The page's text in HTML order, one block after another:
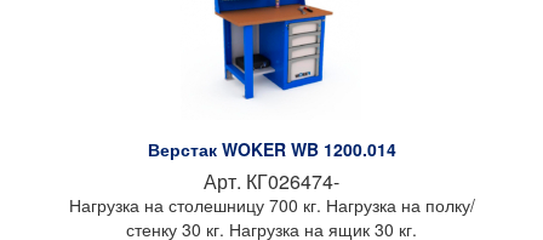
Верстак WOKER WB 1200.014
Арт. КГ026474-
Нагрузка на столешницу 700 кг. Нагрузка на полку/
стенку 30 кг. Нагрузка на ящик 30 кг.